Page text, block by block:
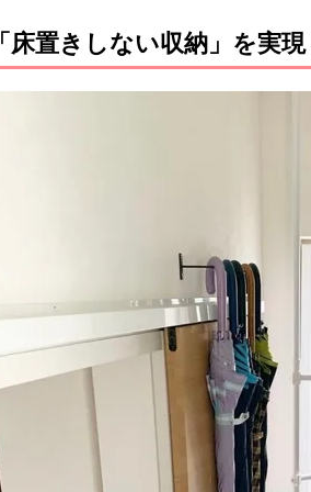
「床置きしない収納」を実現